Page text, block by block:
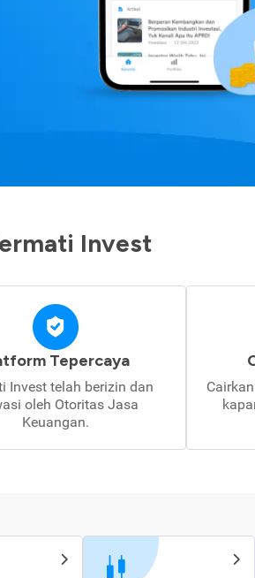
Invest
Tepercaya
Invest telah berizin dan
oleh Otoritas Jasa
Keuangan.